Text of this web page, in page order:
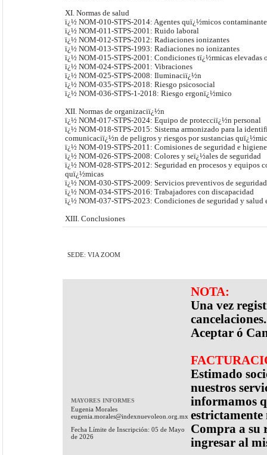
XI. Normas de salud
ï¿½ NOM-010-STPS-2014: Agentes quï¿½micos
ï¿½ NOM-011-STPS-2001: Ruido laboral
ï¿½ NOM-012-STPS-2012: Radiaciones ionizantes
ï¿½ NOM-013-STPS-1993: Radiaciones no ionizantes
ï¿½ NOM-015-STPS-2001: Condiciones tï¿½rmicas elevadas
ï¿½ NOM-024-STPS-2001: Vibraciones
ï¿½ NOM-025-STPS-2008: Iluminaciï¿½n
ï¿½ NOM-035-STPS-2018: Riesgo psicosocial
ï¿½ NOM-036-STPS-1-2018: Riesgo ergonï¿½mico
XII. Normas de organizaciï¿½n
ï¿½ NOM-017-STPS-2024: Equipo de protecciï¿½n personal
ï¿½ NOM-018-STPS-2015: Sistema armonizado para la
comunicaciï¿½n de peligros y riesgos por sustancias
ï¿½ NOM-019-STPS-2011: Comisiones de seguridad e higiene
ï¿½ NOM-026-STPS-2008: Colores y seï¿½ales de seguridad
ï¿½ NOM-028-STPS-2012: Seguridad en procesos y equipos
quï¿½micas
ï¿½ NOM-030-STPS-2009: Servicios preventivos de
ï¿½ NOM-034-STPS-2016: Trabajadores con discapacidad
ï¿½ NOM-037-STPS-2023: Condiciones de seguridad y salud
XIII. Conclusiones
SEDE: VIA ZOOM
MAYORES INFORMES
Eugenia Morales
eugenia.morales@indexnuevoleon.org.mx
Fecha Límite de Inscripción: 05 de Mayo
de 2026
NOTA:
Una vez
cancelaciones.
Aceptar ó
Estimado
nuestros
informamos
estrictamente
Compra a su
ingresar al